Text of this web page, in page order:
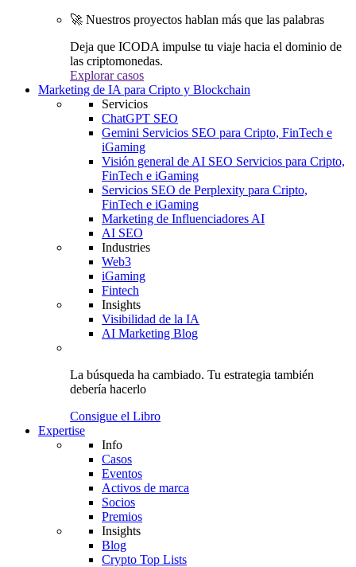
🚀 Nuestros proyectos hablan más que las palabras
Deja que ICODA impulse tu viaje hacia el dominio de
las criptomonedas.
Explorar casos
Marketing de IA para Cripto y Blockchain
Servicios
ChatGPT SEO
Gemini Servicios SEO para Cripto, FinTech e
iGaming
Visión general de AI SEO Servicios para Cripto,
FinTech e iGaming
Servicios SEO de Perplexity para Cripto,
FinTech e iGaming
Marketing de Influenciadores AI
AI SEO
Industries
Web3
iGaming
Fintech
Insights
Visibilidad de la IA
AI Marketing Blog
La búsqueda ha cambiado. Tu estrategia también
debería hacerlo
Consigue el Libro
Expertise
Info
Casos
Eventos
Activos de marca
Socios
Premios
Insights
Blog
Crypto Top Lists